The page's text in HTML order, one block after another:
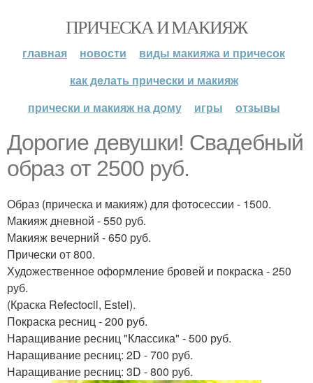
ПРИЧЕСКА И МАКИЯЖ
главная новости
виды макияжа и причесок
как делать прически и макияж
прически и макияж на дому
игры отзывы
Дорогие девушки! Свадебный
образ от 2500 руб.
Образ (прическа и макияж) для фотосессии - 1500.
Макияж дневной - 550 руб.
Макияж вечерний - 650 руб.
Прически от 800.
Художественное оформление бровей и покраска - 250
руб.
(Краска Refectocil, Estel).
Покраска ресниц - 200 руб.
Наращивание ресниц "Классика" - 500 руб.
Наращивание ресниц: 2D - 700 руб.
Наращивание ресниц: 3D - 800 руб.